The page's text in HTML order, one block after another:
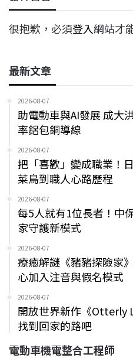
很抱歉，必須登入網站才
最新文章
2026-08-07
助電動車與AI發展 成大
率鋁包銅導線
2026-08-07
把「喜歡」變成職業！
菜鳥到職人心路歷程
2026-08-07
每5人就有1位長者！中
家守護新模式
2026-08-07
療癒解謎《豬豬探險家
心加入注音與假名模式
2026-08-07
開放世界新作《Otterly
找到回家的路吧
電動車機電整合工程師